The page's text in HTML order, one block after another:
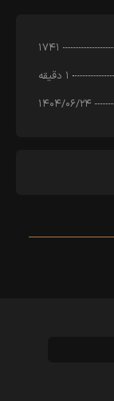
۱۷۴۱
۱ دقیقه
۱۴۰۴/۰۶/۲۴